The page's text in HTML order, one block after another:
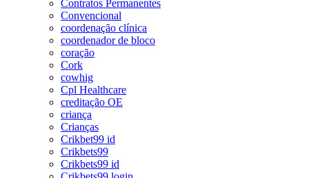
Contratos Permanentes
Convencional
coordenação clínica
coordenador de bloco
coração
Cork
cowhig
Cpl Healthcare
creditação OE
criança
Crianças
Crikbet99 id
Crikbets99
Crikbets99 id